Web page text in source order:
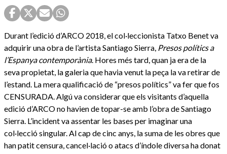
Durant l’edició d’ARCO 2018, el col·leccionista Tatxo Benet va
adquirir una obra de l’artista Santiago Sierra, Presos polítics a
l’Espanya contemporània. Hores més tard, quan ja era de la
seva propietat, la galeria que havia venut la peça la va retirar de
l’estand. La mera qualificació de “presos polítics” va fer que fos
CENSURADA. Algú va considerar que els visitants d’aquella
edició d’ARCO no havien de topar-se amb l’obra de Santiago
Sierra. L’incident va assentar les bases per imaginar una
col·lecció singular. Al cap de cinc anys, la suma de les obres que
han patit censura, cancel·lació o atacs d’índole diversa ha donat